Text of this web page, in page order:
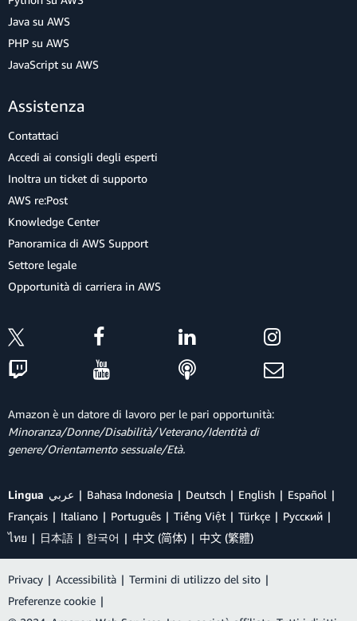
Java su AWS
PHP su AWS
JavaScript su AWS
Assistenza
Contattaci
Accedi ai consigli degli esperti
Inoltra un ticket di supporto
AWS re:Post
Knowledge Center
Panoramica di AWS Support
Settore legale
Opportunità di carriera in AWS
Amazon è un datore di lavoro per le pari opportunità:
Minoranza/Donne/Disabilità/Veterano/Identità di
genere/Orientamento sessuale/Età.
Lingua عربي Bahasa Indonesia Deutsch English
Español
Français
Italiano Português Tiếng Việt Türkçe
Ρусский
ไทย
日本語 한국어 中文 (简体) 中文 (繁體)
Privacy | Accessibilità | Termini di utilizzo del sito |
Preferenze cookie |